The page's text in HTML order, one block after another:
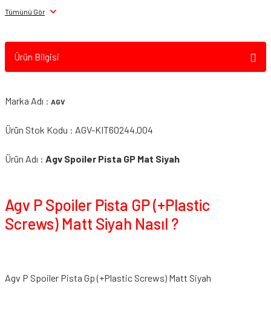
Tümünü Gör
Ürün Bilgisi
Marka Adı : AGV
Ürün Stok Kodu : AGV-KIT60244.004
Ürün Adı : Agv Spoiler Pista GP Mat Siyah
Agv P Spoiler Pista GP (+Plastic
Screws) Matt Siyah Nasıl ?
Agv P Spoiler Pista Gp (+Plastic Screws) Matt Siyah